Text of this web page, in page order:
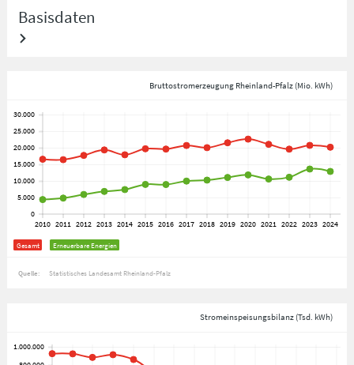
Basisdaten
Bruttostromerzeugung Rheinland-Pfalz (Mio. kWh)
Gesamt Erneuerbare Energien
Quelle: Statistisches Landesamt Rheinland-Pfalz
Stromeinspeisungsbilanz (Tsd. kWh)